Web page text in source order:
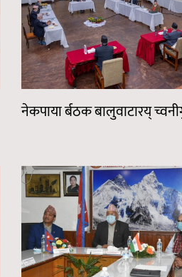
नेकपाया र्बठक बालुवाटारय्